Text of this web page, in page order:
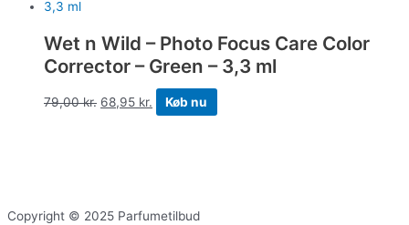
Wet n Wild – Photo Focus Care Color
Corrector – Green – 3,3 ml
79,00kr. 68,95 kr. Køb nu
Copyright © 2025 Parfumetilbud